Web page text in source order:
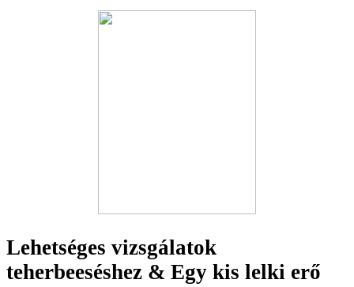
Lehetséges vizsgálatok
teherbeeséshez & Egy kis lelki erő